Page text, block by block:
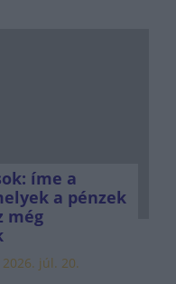
íme a
a pénzek
még
2026. júl. 20.